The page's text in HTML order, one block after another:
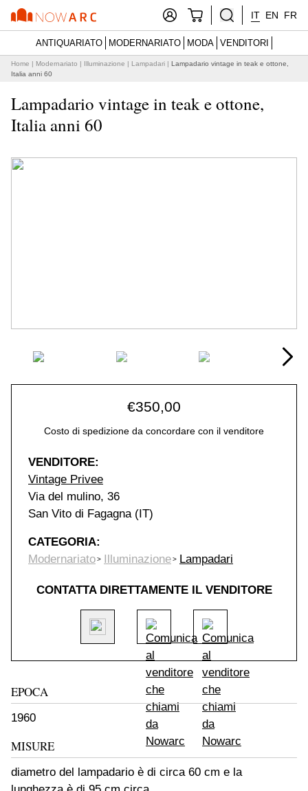
IT EN FR
ANTIQUARIATO MODERNARIATO MODA VENDITORI
Home | Modernariato | Illuminazione | Lampadari | Lampadario vintage in teak e ottone,
Italia anni 60
Lampadario vintage in teak e ottone,
Italia anni 60
€350,00
Costo di spedizione da concordare con il venditore
VENDITORE:
Vintage Privee
Via del mulino, 36
San Vito di Fagagna (IT)
CATEGORIA:
Modernariato
Illuminazione Lampadari
CONTATTA DIRETTAMENTE IL VENDITORE
EPOCA
1960
MISURE
diametro del lampadario è di circa 60 cm e la